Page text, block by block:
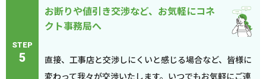
STEP
5
お断りや値引き交渉など、お気軽にコネ
クト事務局へ
直接、工事店と交渉しにくいと感じる場合など、皆様に
変わって我々が交渉いたします。いつでもお気軽にご連